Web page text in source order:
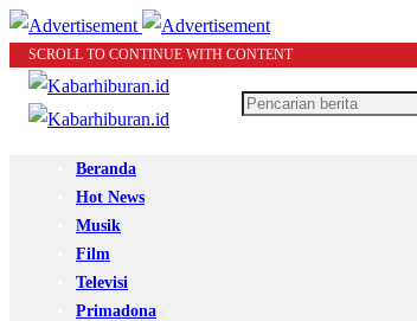
SCROLL TO CONTINUE WITH CONTENT
Beranda
Hot News
Musik
Film
Televisi
Primadona